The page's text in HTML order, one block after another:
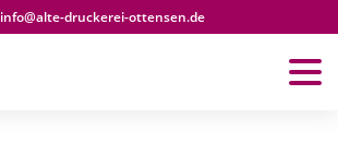
info@alte-druckerei-ottensen.de